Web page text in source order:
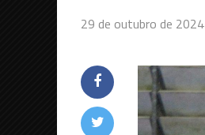
29 de outubro de 2024